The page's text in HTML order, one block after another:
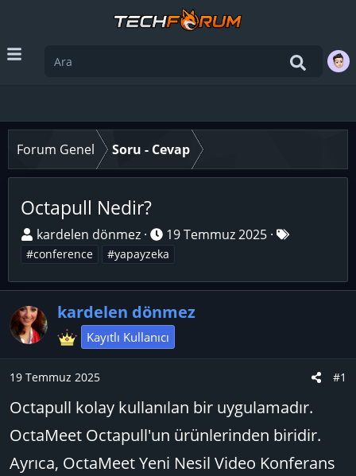
Forum Genel Soru - Cevap
Octapull Nedir?
K
o
u
y
u
B
ş
l
t
a
kardelen dönmez
B
a
l
a
n
g
t
r
i
19 Temmuz 2025
E
k
#conference #yapayzeka
kardelen dönmez
Kayıtlı Kullanıcı
19 Temmuz 2025 #1
Octapull kolay kullanılan bir uygulamadır.
OctaMeet Octapull'un ürünlerinden biridir.
Ayrıca, OctaMeet Yeni Nesil Video Konferans